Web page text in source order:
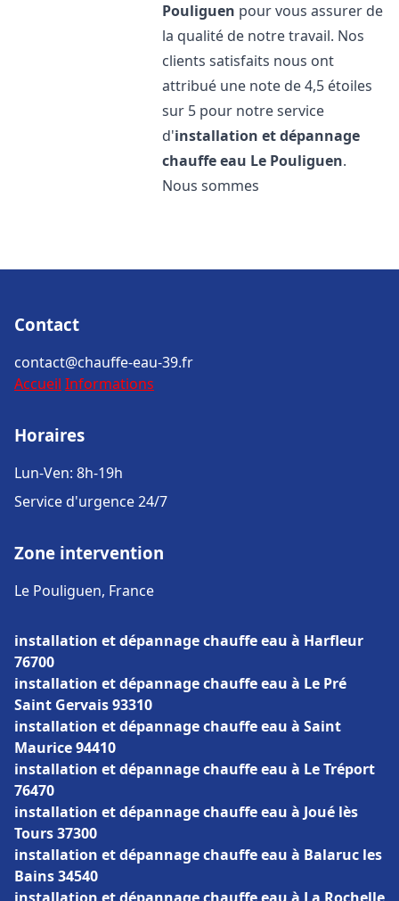
Pouliguen pour vous assurer de
la qualité de notre travail. Nos
clients satisfaits nous ont
attribué une note de 4,5 étoiles
sur 5 pour notre service
d'installation et dépannage
chauffe eau Le Pouliguen.
Nous sommes
Contact
contact@chauffe-eau-39.fr
Accueil Informations
Horaires
Lun-Ven: 8h-19h
Service d'urgence 24/7
Zone intervention
Le Pouliguen, France
installation et dépannage chauffe eau à Harfleur
76700
installation et dépannage chauffe eau à Le Pré
Saint Gervais 93310
installation et dépannage chauffe eau à Saint
Maurice 94410
installation et dépannage chauffe eau à Le Tréport
76470
installation et dépannage chauffe eau à Joué lès
Tours 37300
installation et dépannage chauffe eau à Balaruc les
Bains 34540